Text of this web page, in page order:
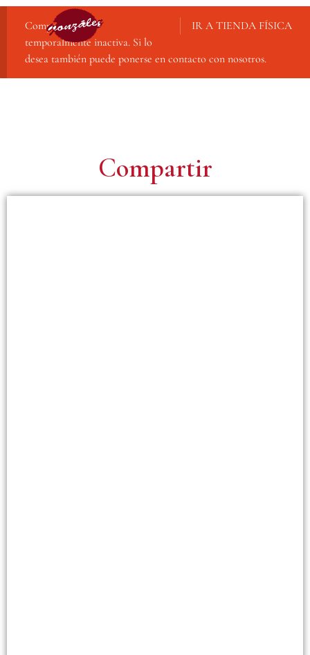
IR A TIENDA FÍSICA
Compra online
temporalmente inactiva. Si lo
desea también puede ponerse en contacto con nosotros.
Compartir